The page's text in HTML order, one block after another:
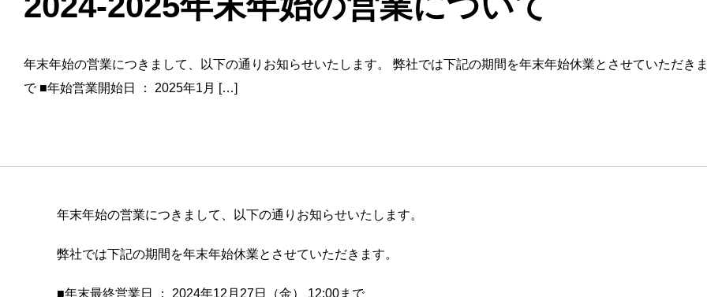
年末年始の営業につきまして、以下の通りお知らせいたします。 弊社では下記の期間を年末年始休業とさせていただき
で ■年始営業開始日 ： 2025年1月 […]
年末年始の営業につきまして、以下の通りお知らせいたします。
弊社では下記の期間を年末年始休業とさせていただきます。
■年末最終営業日 ： 2024年12月27日（金） 12:00まで